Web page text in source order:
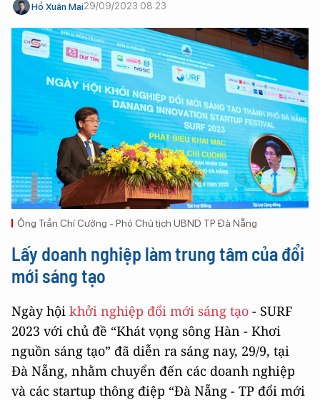
Hồ Xuân Mai29/09/2023 08:23
Ông Trần Chí Cường - Phó Chủ tịch UBND TP Đà Nẵng
Lấy doanh nghiệp làm trung tâm của đổi
mới sáng tạo
Ngày hội khởi nghiệp đổi mới sáng tạo - SURF
2023 với chủ đề “Khát vọng sông Hàn - Khơi
nguồn sáng tạo” đã diễn ra sáng nay, 29/9, tại
Đà Nẵng, nhằm chuyển đến các doanh nghiệp
và các startup thông điệp “Đà Nẵng - TP đổi mới